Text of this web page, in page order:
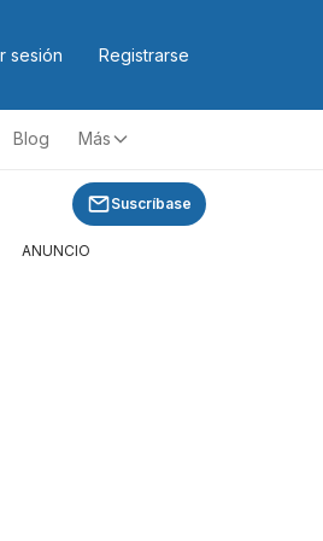
sesión Registrarse
Blog Más
Suscríbase
ANUNCIO